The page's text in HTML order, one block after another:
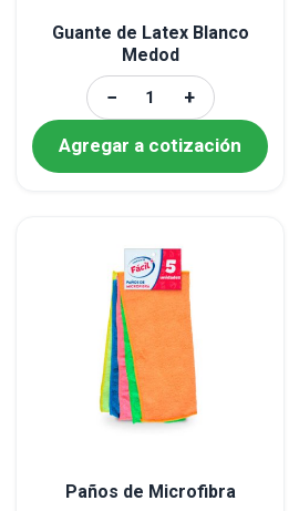
Guante de Latex Blanco
Medod
− +
Agregar a cotización
Paños de Microfibra